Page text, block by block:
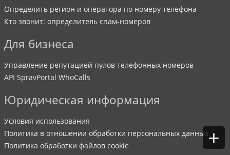
+
Определить регион и оператора по номеру телефона
Кто звонит: определитель спам-номеров
Для бизнеса
Управление репутацией пулов телефонных номеров
API SpravPortal WhoCalls
Юридическая информация
Условия использования
Политика в отношении обработки персональных данных
Политика обработки файлов cookie